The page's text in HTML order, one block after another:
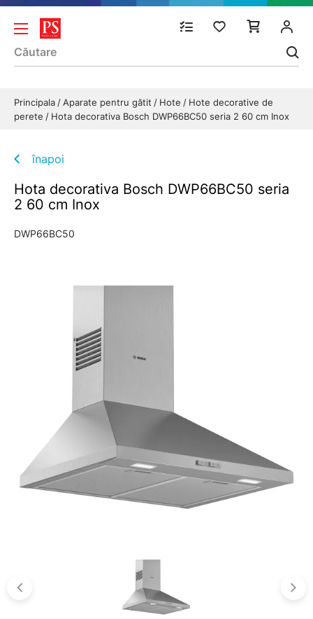
Principala Aparate pentru gătit Hote
Hote decorative de
perete
Hota decorativa Bosch DWP66BC50 seria 2 60 cm Inox
înapoi
Hota decorativa Bosch DWP66BC50 seria
2 60 cm Inox
DWP66BC50